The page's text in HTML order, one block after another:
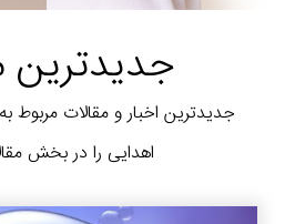
جدیدترین
جدیدترین اخبار و مقالات مربوط
اهدایی را در بخش